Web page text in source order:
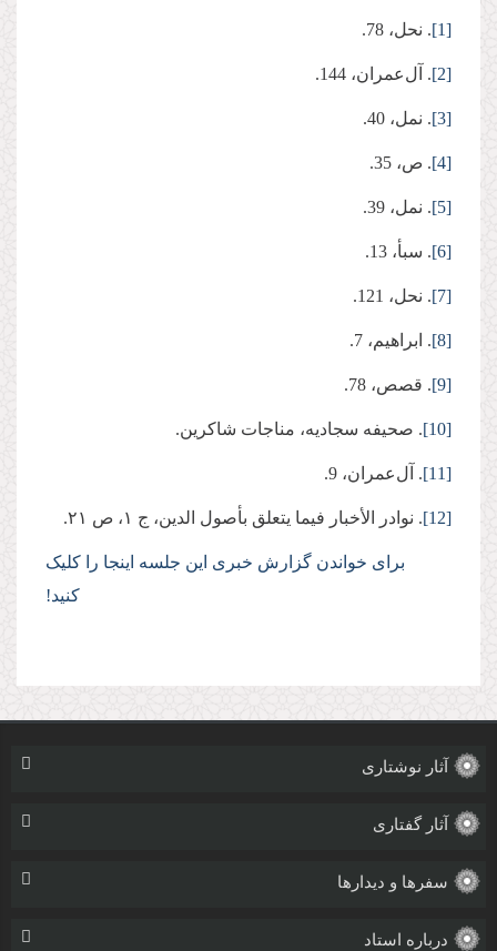
[1]. نحل، 78.
[2]. آل‌عمران، 144.
[3]. نمل، 40.
[4]. ص، 35.
[5]. نمل، 39.
[6]. سبأ، 13.
[7]. نحل، 121.
[8]. ابراهیم، 7.
[9]. قصص، 78.
[10]. صحیفه سجادیه، مناجات شاکرین.
[11]. آل‌عمران، 9.
[12]. نوادر الأخبار فیما یتعلق بأصول الدین، ج ۱، ‌‌ص ۲۱.
برای خواندن گزارش خبری این جلسه اینجا را کلیک
کنید!
آثار نوشتاری
آثار گفتاری
سفرها و دیدارها
درباره استاد